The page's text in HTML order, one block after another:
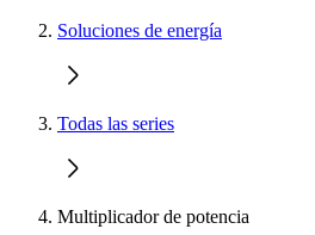
Soluciones de energía
Todas las series
Multiplicador de potencia